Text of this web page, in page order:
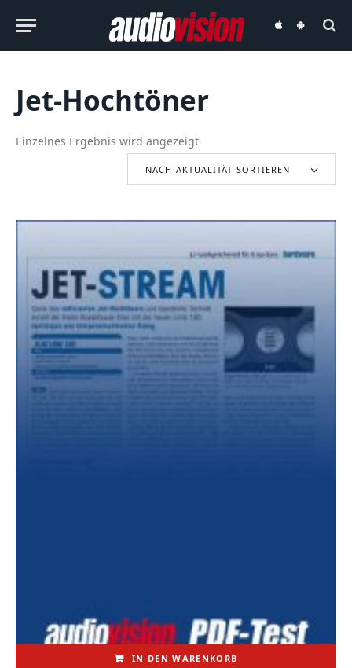
audiovisionaudiovision
Jet-Hochtöner
Einzelnes Ergebnis wird angezeigt
NACH AKTUALITÄT SORTIEREN
IN DEN WARENKORB